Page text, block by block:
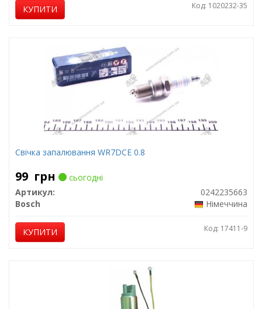
КУПИТИ Код: 1020232-35
Свічка запалювання WR7DCE 0.8
99 грн
сьогодні
Артикул:
0242235663
Bosch
Німеччина
КУПИТИ Код: 17411-9